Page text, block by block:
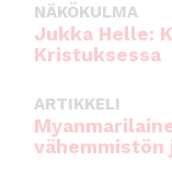
NÄKÖKULMA
Jukka Helle:
Kristuksessa
ARTIKKELI
vähemmistön